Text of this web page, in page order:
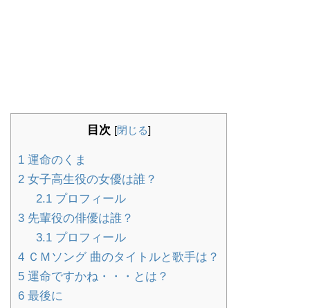
目次 [閉じる]
1 運命のくま
2 女子高生役の女優は誰？
2.1プロフィール
3 先輩役の俳優は誰？
3.1プロフィール
4 ＣＭソング 曲のタイトルと歌手は？
5 運命ですかね・・・とは？
6 最後に